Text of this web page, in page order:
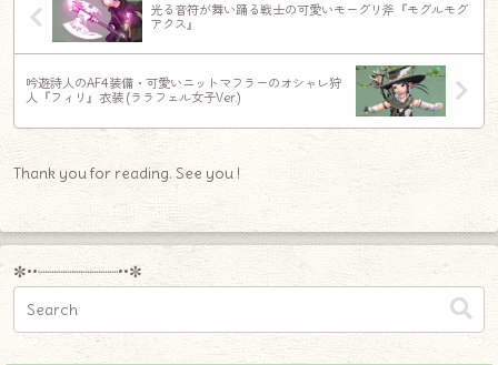
光る音符が舞い踊る戦士の可愛いモーグリ斧『モグルモグ
アクス』
吟遊詩人のAF4装備・可愛いニットマフラーのオシャレ狩
人『フィリ』衣装 (ララフェル女子Ver.)
Thank you for reading. See you !
✼••┈┈┈┈┈┈┈┈┈••✼